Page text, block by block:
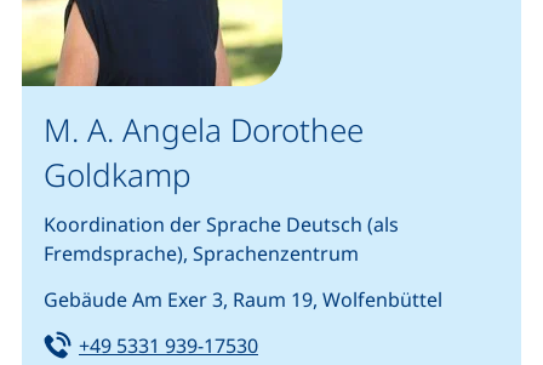
M. A. Angela Dorothee
Goldkamp
Koordination der Sprache Deutsch (als
Fremdsprache), Sprachenzentrum
Gebäude Am Exer 3, Raum 19, Wolfenbüttel
Tel:
+49 5331 939-17530(startet einen Telefonanruf,